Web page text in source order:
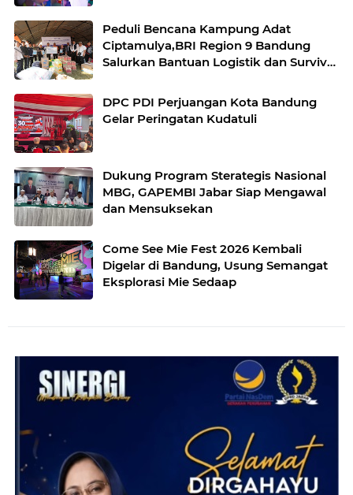
Peduli Bencana Kampung Adat
Ciptamulya,BRI Region 9 Bandung
Salurkan Bantuan Logistik dan Survival
DPC PDI Perjuangan Kota Bandung
Gelar Peringatan Kudatuli
Dukung Program Sterategis Nasional
MBG, GAPEMBI Jabar Siap Mengawal
dan Mensuksekan
Come See Mie Fest 2026 Kembali
Digelar di Bandung, Usung Semangat
Eksplorasi Mie Sedaap